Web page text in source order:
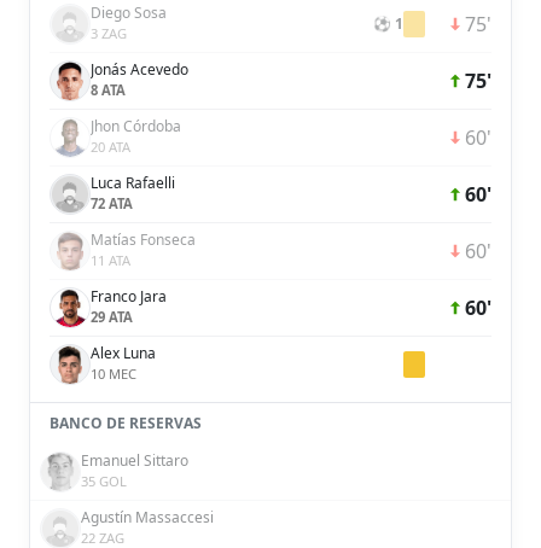
Diego Sosa
3 ZAG ⚽ 1 75'
Jonás Acevedo
8 ATA 75'
Jhon Córdoba
20 ATA 60'
Luca Rafaelli
72 ATA 60'
Matías Fonseca
11 ATA 60'
Franco Jara
29 ATA 60'
Alex Luna
10 MEC
BANCO DE RESERVAS
Emanuel Sittaro
35 GOL
Agustín Massaccesi
22 ZAG